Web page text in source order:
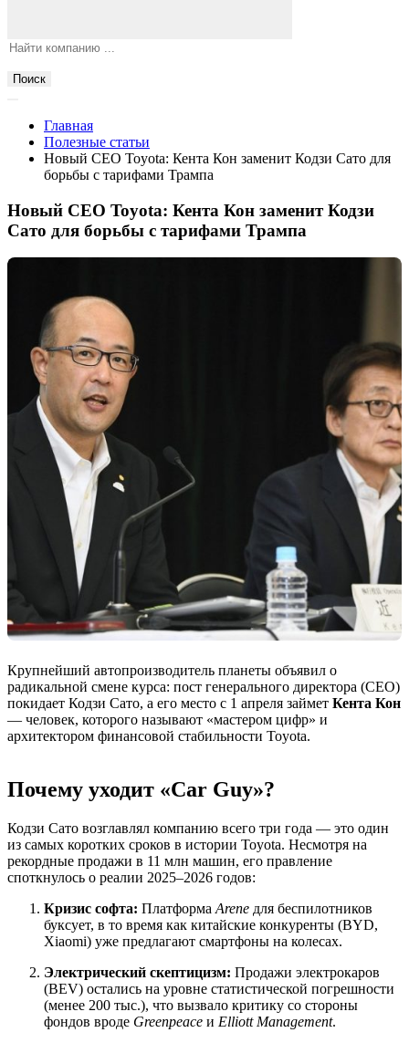
Поиск
Главная
Полезные статьи
Новый CEO Toyota: Кента Кон заменит Кодзи Сато для
борьбы с тарифами Трампа
Новый CEO Toyota: Кента Кон заменит Кодзи
Сато для борьбы с тарифами Трампа
Крупнейший автопроизводитель планеты объявил о
радикальной смене курса: пост генерального директора (CEO)
покидает Кодзи Сато, а его место с 1 апреля займет Кента Кон
— человек, которого называют «мастером цифр» и
архитектором финансовой стабильности Toyota.
Почему уходит «Car Guy»?
Кодзи Сато возглавлял компанию всего три года — это один
из самых коротких сроков в истории Toyota. Несмотря на
рекордные продажи в 11 млн машин, его правление
споткнулось о реалии 2025–2026 годов:
Кризис софта: Платформа Arene для беспилотников
буксует, в то время как китайские конкуренты (BYD,
Xiaomi) уже предлагают смартфоны на колесах.
Электрический скептицизм: Продажи электрокаров
(BEV) остались на уровне статистической погрешности
(менее 200 тыс.), что вызвало критику со стороны
фондов вроде Greenpeace и Elliott Management.